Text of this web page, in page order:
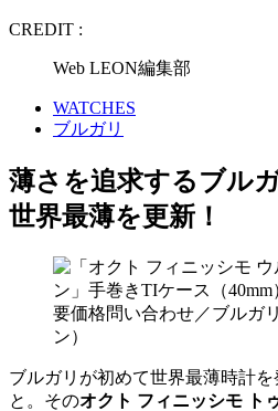
CREDIT :
Web LEON編集部
WATCHES
ブルガリ
薄さを追求するブル
世界最薄を更新！
ブルガリが初めて世界最薄時計を
と。そのオクト フィニッシモ ト